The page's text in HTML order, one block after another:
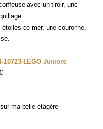
avec un tiroir, une
de mer, une couronne,
10723-LEGO Juniors
ma belle étagère